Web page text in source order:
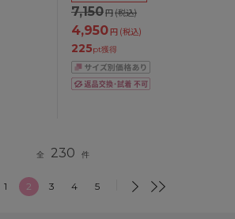
7,150円(税込)
4,950円 (税込)
225pt獲得
全 230 件
1 2 3 4 5